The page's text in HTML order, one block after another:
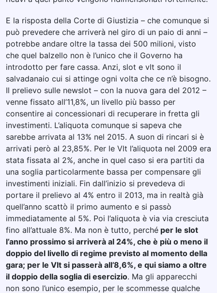
E la risposta della Corte di Giustizia – che comunque si
può prevedere che arriverà nel giro di un paio di anni –
potrebbe andare oltre la tassa dei 500 milioni, visto
che quel balzello non è l’unico che il Governo ha
introdotto per fare cassa. Anzi, slot e vlt sono il
salvadanaio cui si attinge ogni volta che ce n’è bisogno.
Il prelievo sulle newslot – con la nuova gara del 2012 –
venne fissato all’11,8%, un livello più basso per
consentire ai concessionari di recuperare in fretta gli
investimenti. L’aliquota comunque si sapeva che
sarebbe arrivata al 13% nel 2015. A suon di rincari si è
arrivati però al 23,85%. Per le Vlt l’aliquota nel 2009 era
stata fissata al 2%, anche in quel caso si era partiti da
una soglia particolarmente bassa per compensare gli
investimenti iniziali. Fin dall’inizio si prevedeva di
portare il prelievo al 4% entro il 2013, ma in realtà già
quell’anno scattò il primo aumento e si passò
immediatamente al 5%. Poi l’aliquota è via via cresciuta
fino all’attuale 8%. Ma non è tutto, perché per le slot
l’anno prossimo si arriverà al 24%, che è più o meno il
doppio del livello di regime previsto al momento della
gara; per le Vlt si passerà all’8,6%, e qui siamo a oltre
il doppio della soglia di esercizio. Ma gli apparecchi
non sono l’unico esempio, per le scommesse qualche